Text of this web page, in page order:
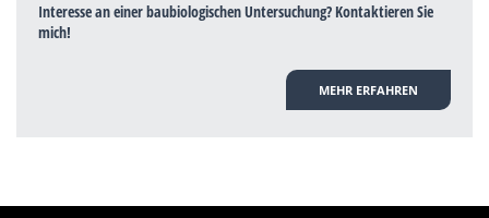
Interesse an einer baubiologischen Untersuchung? Kontaktieren Sie
mich!
MEHR ERFAHREN